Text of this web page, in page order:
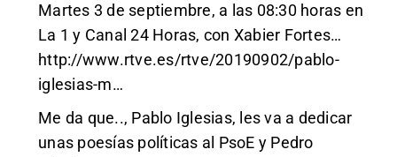
Martes 3 de septiembre, a las 08:30 horas en
La 1 y Canal 24 Horas, con Xabier Fortes…
http://www.rtve.es/rtve/20190902/pablo-
iglesias-m…
Me da que.., Pablo Iglesias, les va a dedicar
unas poesías políticas al PsoE y Pedro